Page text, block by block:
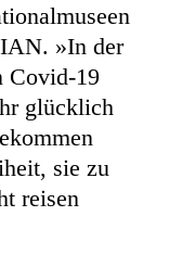
»In der
Covid-19
glücklich
sie zu
reisen